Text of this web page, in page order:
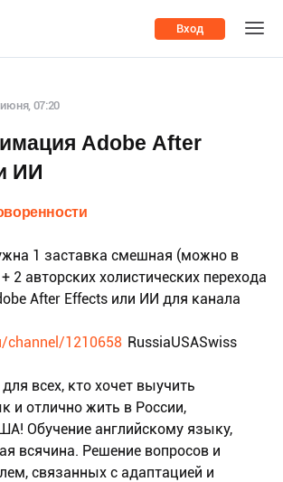
Вход
07:20
Adobe Аfter
ИИ
1 заставка смешная (можно в
2 авторских холистических перехода
Аfter Effects или ИИ для канала
channel/1210658 RussiaUSASwiss
всех, кто хочет выучить
и отлично жить в России,
Обучение английскому языку,
всячина. Решение вопросов и
связанных с адаптацией и